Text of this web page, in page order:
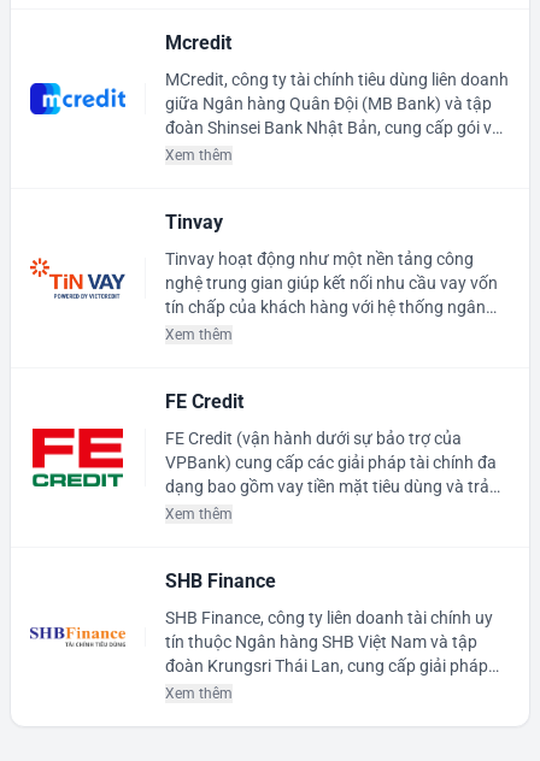
duyệt và sẵn sàng nhận tiền giải ngân mà
không cần nộp hồ sơ giấy.
Mcredit
MCredit, công ty tài chính tiêu dùng liên doanh
giữa Ngân hàng Quân Đội (MB Bank) và tập
đoàn Shinsei Bank Nhật Bản, cung cấp gói vay
tín chấp tiền mặt lên tới 70 triệu đồng. Với hồ
cầu mua sắm thiết bị, sửa nhà hoặc trang trải
chi phí học tập.
Xem thêm
Tinvay
Tinvay hoạt động như một nền tảng công
nghệ trung gian giúp kết nối nhu cầu vay vốn
tín chấp của khách hàng với hệ thống ngân
hàng và tổ chức tài chính uy tín tại Việt Nam.
ưu tỷ lệ duyệt và bảo vệ người dùng tránh rủi
ro tín dụng phi chính thống.
Xem thêm
FE Credit
FE Credit (vận hành dưới sự bảo trợ của
VPBank) cung cấp các giải pháp tài chính đa
dạng bao gồm vay tiền mặt tiêu dùng và trả
góp mua sắm với hạn mức tối đa 70 triệu
đi vay giảm bớt gánh nặng chi tiêu định kỳ.
Xem thêm
SHB Finance
SHB Finance, công ty liên doanh tài chính uy
tín thuộc Ngân hàng SHB Việt Nam và tập
đoàn Krungsri Thái Lan, cung cấp giải pháp
vay tiền mặt tiêu dùng tín chấp lên đến 100
Xem thêm